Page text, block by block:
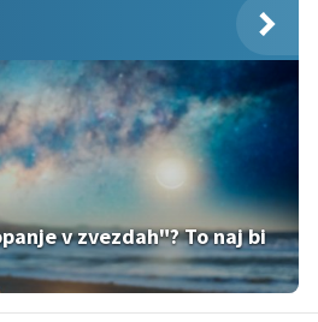
v zvezdah"? To naj bi